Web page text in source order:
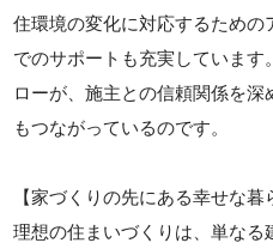
住環境の変化に対応するため
でのサポートも充実していま
ローが、施主との信頼関係を
もつながっているのです。
【家づくりの先にある幸せな暮
理想の住まいづくりは、単な